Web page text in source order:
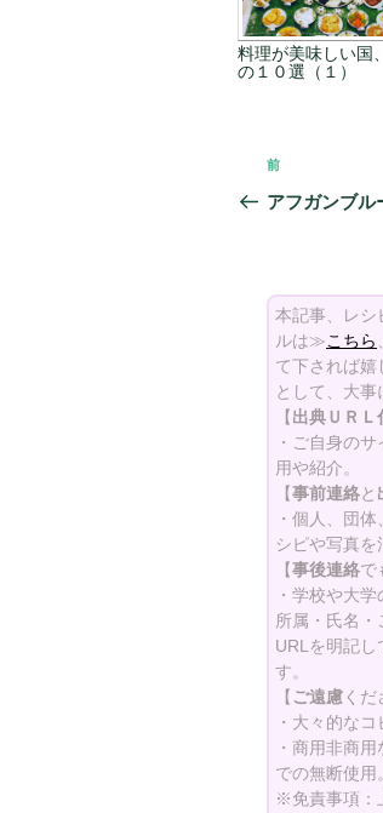
料理が美味しい国
の１０選（１）
投
稿
ビ
ゲ
ー
シ
ョ
ン
前
の
前
アフガンブル
本記事、レシ
ルは≫こちら
て下されば嬉
として、大事
【出典ＵＲＬ
・ご自身の
用や紹介。
【事前連絡と
・個人、団
シピや写真
【事後連絡で
・学校や大
所属・氏名
URLを明記
す。
【 ご遠慮くだ
・大々的な
・商用非商
での無断使用。
※免責事項：